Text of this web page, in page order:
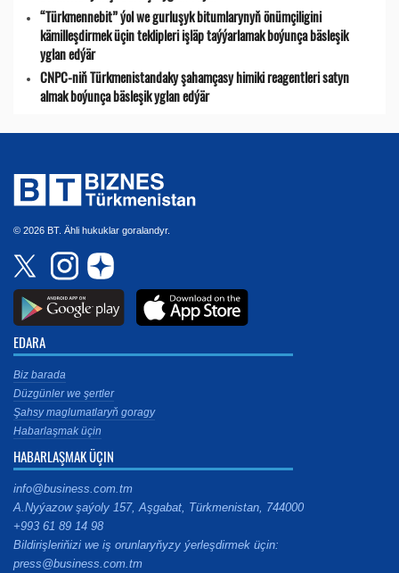
“Türkmennebit” ýol we gurluşyk bitumlarynyň önümçiligini
kämilleşdirmek üçin teklipleri işläp taýýarlamak boýunça bäsleşik
yglan edýär
CNPC-niň Türkmenistandaky şahamçasy himiki reagentleri satyn
almak boýunça bäsleşik yglan edýär
© 2026 BT. Ähli hukuklar goralandyr.
EDARA
Biz barada
Düzgünler we şertler
Şahsy maglumatlaryň goragy
Habarlaşmak üçin
HABARLAŞMAK ÜÇIN
info@business.com.tm
A.Nyýazow şaýoly 157, Aşgabat, Türkmenistan, 744000
+993 61 89 14 98
Bildirişleriňizi we iş orunlaryňyzy ýerleşdirmek üçin:
press@business.com.tm